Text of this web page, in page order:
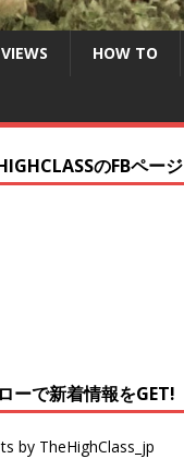
HOW TO
のFBページ
ーで新着情報をGET!
by TheHighClass_jp